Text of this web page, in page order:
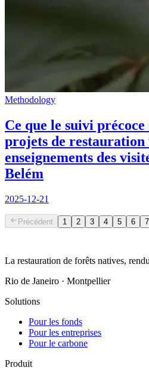
Methodology
Ce que le suivi précoce
projets de restauration
enseignements des
Belém
2025-12-21
Précédent 1 2 3 4 5 6 7
La restauration de forêts natives,
Rio de Janeiro · Montpellier
Solutions
Pour les fonds
Pour les entreprises
Pour le carbone
Produit